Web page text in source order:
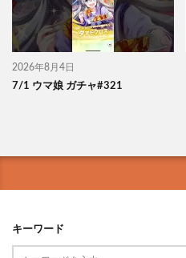
2026年8月4日
7/1 ウマ娘 ガチャ#321
キーワード